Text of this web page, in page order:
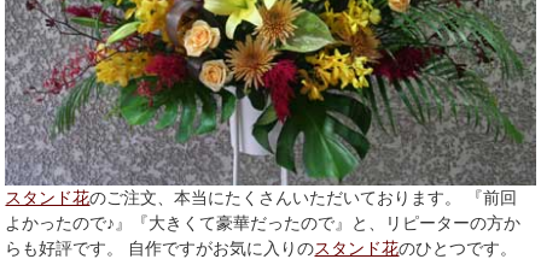
スタンド花のご注文、本当にたくさんいただいております。 『前回
よかったので♪』『大きくて豪華だったので』と、リピーターの方か
らも好評です。 自作ですがお気に入りのスタンド花のひとつです。